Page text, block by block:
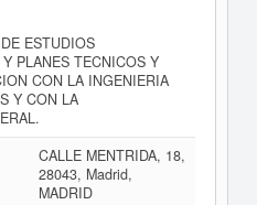
ESTUDIOS
PLANES TECNICOS Y
CON LA INGENIERIA
Y CON LA
CALLE MENTRIDA, 18,
28043, Madrid,
MADRID